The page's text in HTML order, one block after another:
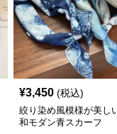
¥3,450 (税込)
絞り染め風模様が美し
和モダン青スカーフ